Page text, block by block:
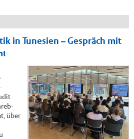
in Tunesien – Gespräch mit
über